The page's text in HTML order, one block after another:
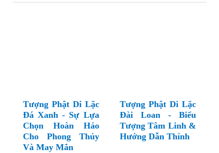
Tượng Phật Di Lặc
Đá Xanh - Sự Lựa
Chọn Hoàn Hảo
Cho Phong Thủy
Và May Mắn
Tượng Phật Di Lặc
Đài Loan - Biểu
Tượng Tâm Linh &
Hướng Dẫn Thỉnh